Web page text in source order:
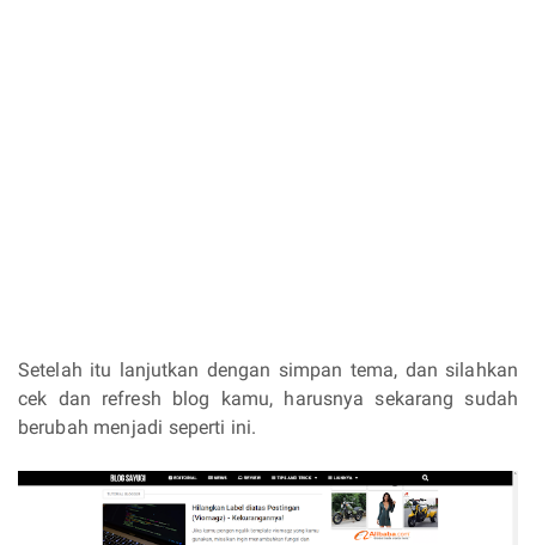
Setelah itu lanjutkan dengan simpan tema, dan silahkan
cek dan refresh blog kamu, harusnya sekarang sudah
berubah menjadi seperti ini.